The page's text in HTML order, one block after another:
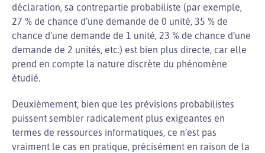
déclaration, sa contrepartie probabiliste (par exemple,
27 % de chance d’une demande de 0 unité, 35 % de
chance d’une demande de 1 unité, 23 % de chance d’une
demande de 2 unités, etc.) est bien plus directe, car elle
prend en compte la nature discrète du phénomène
étudié.
Deuxièmement, bien que les prévisions probabilistes
puissent sembler radicalement plus exigeantes en
termes de ressources informatiques, ce n’est pas
vraiment le cas en pratique, précisément en raison de la